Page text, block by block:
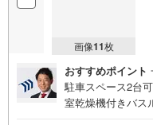
画像11枚
おすすめポイント
駐車スペース2台
室乾燥機付きバ